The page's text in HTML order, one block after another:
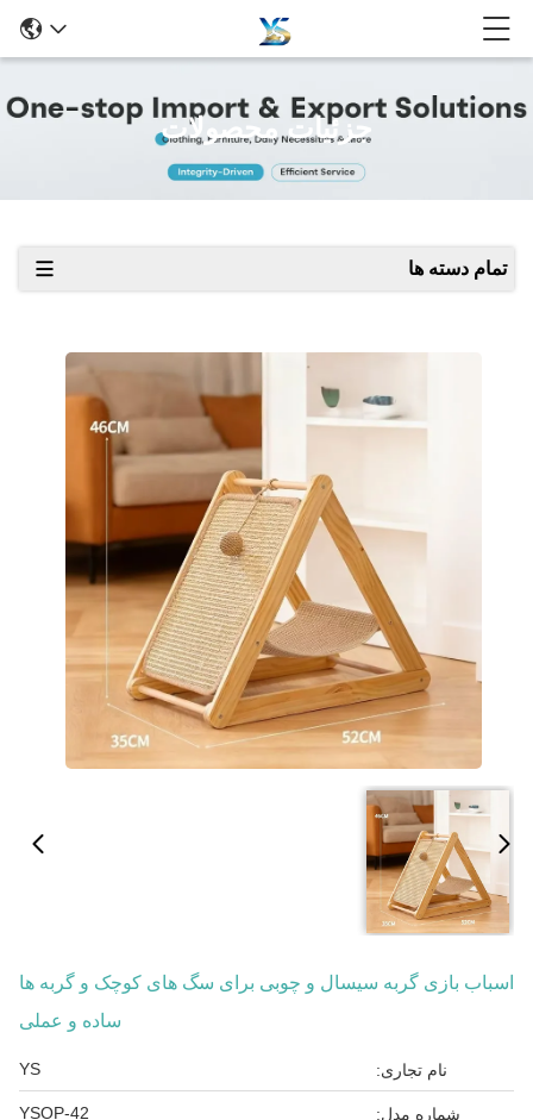
جزئیات محصولات
تمام دسته ها
اسباب بازی گربه سیسال و چوبی برای سگ های کوچک و گربه ها
ساده و عملی
نام تجاری: YS
شماره مدل: YSOP-42